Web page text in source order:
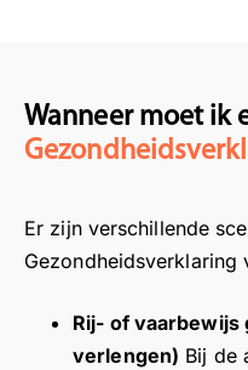
Wanneer moet ik
Er zijn verschillende
Gezondheidsverklaring
Rij- of vaarbewijs
verlengen) Bij de